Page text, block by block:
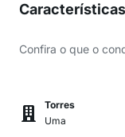
Confira o que o
Torres
Uma